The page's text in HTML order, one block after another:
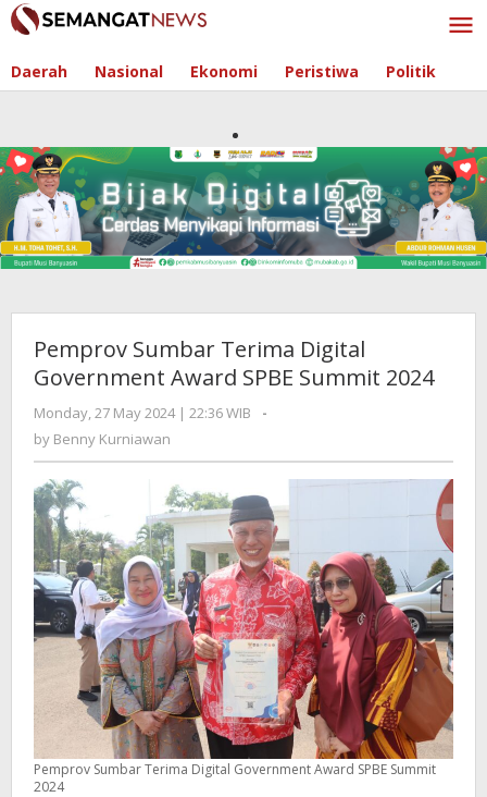
Skip
to
Daerah Nasional Ekonomi Peristiwa Politik
Pemprov Sumbar Terima Digital
Government Award SPBE Summit 2024
Monday, 27 May 2024 | 22:36 WIB
by
-
by Benny Kurniawan
Pemprov Sumbar Terima Digital Government Award SPBE Summit
2024